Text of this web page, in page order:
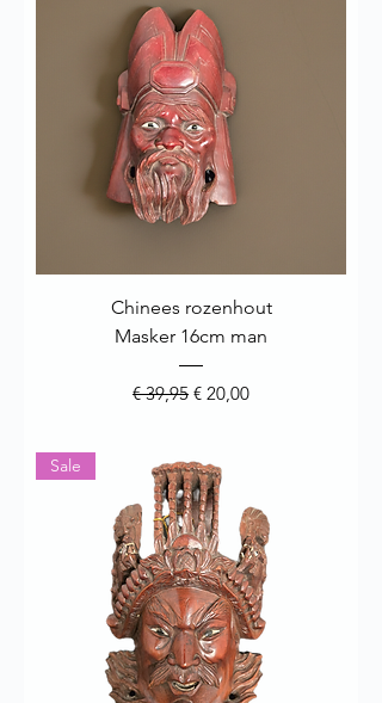
Chinees rozenhout
Masker 16cm man
Normale prijs
€ 39,95 Verkoopprijs
€ 20,00
Sale